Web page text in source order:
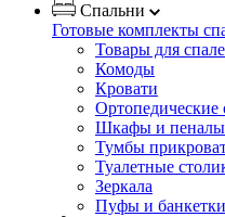
Спальни
Готовые комплекты
Товары для
Комоды
Кровати
Ортопедические
Шкафы и пеналы
Тумбы
Туалетные
Зеркала
Пуфы и банкетки